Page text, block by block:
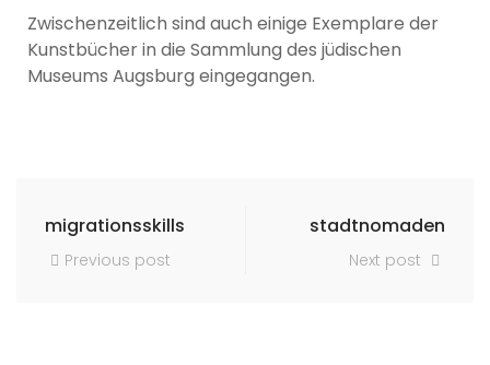
Zwischenzeitlich sind auch einige Exemplare der
Kunstbücher in die Sammlung des jüdischen
Museums Augsburg eingegangen.
migrationsskills
Previous post
stadtnomaden
Next post